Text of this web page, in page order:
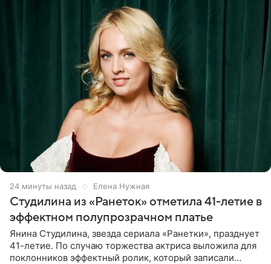
24 минуты назад Елена Нужная
Студилина из «Ранеток» отметила 41-летие в
эффектном полупрозрачном платье
Янина Студилина, звезда сериала «Ранетки», празднует
41-летие. По случаю торжества актриса выложила для
поклонников эффектный ролик, который записали